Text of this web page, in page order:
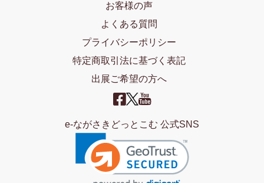
お客様の声
よくある質問
プライバシーポリシー
特定商取引法に基づく表記
出展ご希望の方へ
e-ながさきどっとこむ 公式SNS